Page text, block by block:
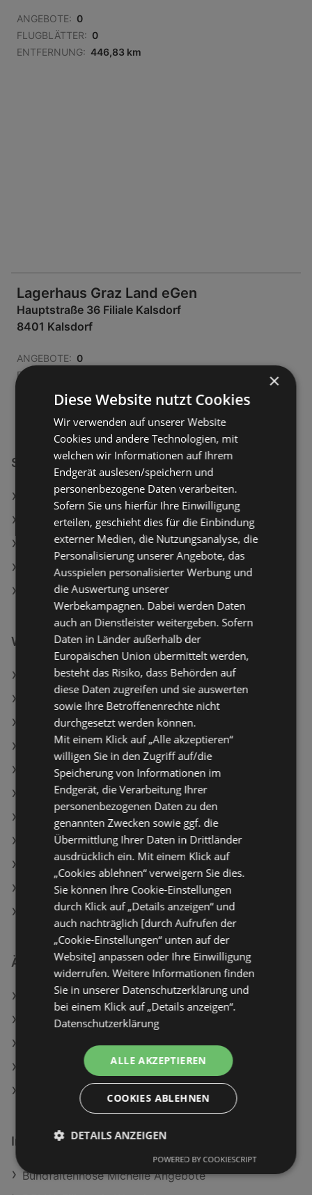
ANGEBOTE: 0
FLUGBLÄTTER: 0
ENTFERNUNG: 446,83 km
Lagerhaus Graz Land eGen
Hauptstraße 36 Filiale Kalsdorf
8401 Kalsdorf
ANGEBOTE: 0
FLUGBLÄTTER:
ENTFERNUNG:
446,97 km
SodaStream Filialen in:
SodaStream in Rennweg am Katschberg
SodaStream in Fischamend
SodaStream in Haugsdorf
SodaStream in Pöggstall
SodaStream in Alkoven
Weiterführende Links
Schärdinger Gouda Scheiben
BILLA Bio Orangensaft
Ja! Natürlich Laktosefreie Vollmilch 3.5%
BILLA PLUS Angebote
HOFER Angebote
Aktuelle T&G Flugblätter
Aktuelle NÖM Flugblätter
Aktuelle Travel FREE Flugblätter
Aktuelle BILLA PLUS Flugblätter
Aktuelle SPAR Flugblätter
SodaStream Filialen in Bregenz
Ähnliche Händler
BILLA Angebote
MPREIS Angebote
ADEG Angebote
SPAR Angebote
HOFER Angebote
Interessantes auf wogibtswas.at
Bundfaltenhose Michelle Angebote
×
Diese Website nutzt Cookies
Wir verwenden auf unserer Website
Cookies und andere Technologien, mit
welchen wir Informationen auf Ihrem
Endgerät auslesen/speichern und
personenbezogene Daten verarbeiten.
Sofern Sie uns hierfür Ihre Einwilligung
erteilen, geschieht dies für die Einbindung
externer Medien, die Nutzungsanalyse, die
Personalisierung unserer Angebote, das
Ausspielen personalisierter Werbung und
die Auswertung unserer
Werbekampagnen. Dabei werden Daten
auch an Dienstleister weitergeben. Sofern
Daten in Länder außerhalb der
Europäischen Union übermittelt werden,
besteht das Risiko, dass Behörden auf
diese Daten zugreifen und sie auswerten
sowie Ihre Betroffenenrechte nicht
durchgesetzt werden können.
Mit einem Klick auf „Alle akzeptieren“
willigen Sie in den Zugriff auf/die
Speicherung von Informationen im
Endgerät, die Verarbeitung Ihrer
personenbezogenen Daten zu den
genannten Zwecken sowie ggf. die
Übermittlung Ihrer Daten in Drittländer
ausdrücklich ein. Mit einem Klick auf
„Cookies ablehnen“ verweigern Sie dies.
Sie können Ihre Cookie-Einstellungen
durch Klick auf „Details anzeigen“ und
auch nachträglich [durch Aufrufen der
„Cookie-Einstellungen“ unten auf der
Website] anpassen oder Ihre Einwilligung
widerrufen. Weitere Informationen finden
Sie in unserer Datenschutzerklärung und
bei einem Klick auf „Details anzeigen“.
Datenschutzerklärung
ALLE AKZEPTIEREN
COOKIES ABLEHNEN
DETAILS ANZEIGEN
POWERED BY COOKIESCRIPT